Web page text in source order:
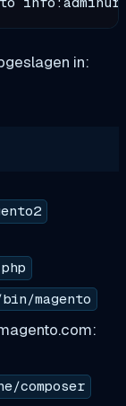
in:
magento
composer